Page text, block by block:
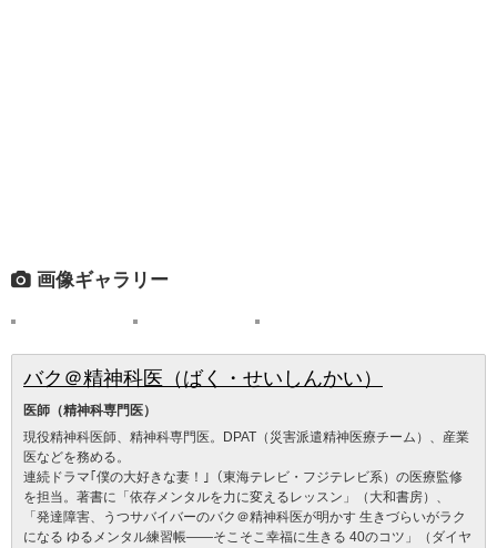
画像ギャラリー
バク＠精神科医（ばく・せいしんかい）
医師（精神科専門医）
現役精神科医師、精神科専門医。DPAT（災害派遣精神医療チーム）、産業
医などを務める。
連続ドラマ｢僕の大好きな妻！｣（東海テレビ・フジテレビ系）の医療監修
を担当。著書に「依存メンタルを力に変えるレッスン」（大和書房）、
「発達障害、うつサバイバーのバク＠精神科医が明かす 生きづらいがラク
になる ゆるメンタル練習帳――そこそこ幸福に生きる 40のコツ」（ダイヤ